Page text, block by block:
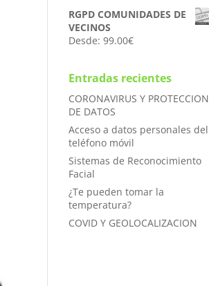
RGPD COMUNIDADES DE
VECINOS
Desde: 99.00€
Entradas recientes
CORONAVIRUS Y PROTECCION
DE DATOS
Acceso a datos personales del
teléfono móvil
Sistemas de Reconocimiento
Facial
¿Te pueden tomar la
temperatura?
COVID Y GEOLOCALIZACION